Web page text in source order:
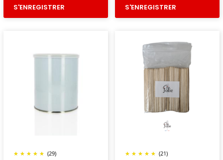
S'ENREGISTRER
S'ENREGISTRER
(29) (21)